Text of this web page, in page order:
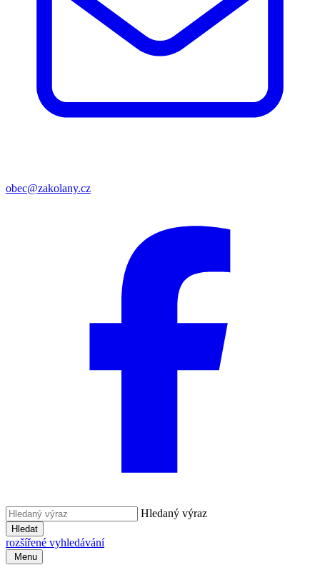
obec@zakolany.cz
Hledaný výraz
Hledat
rozšířené vyhledávání
Menu